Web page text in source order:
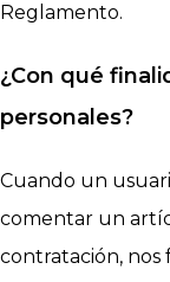
Reglamento.
¿Con qué
personales?
Cuando un
comentar un
contratación, nos